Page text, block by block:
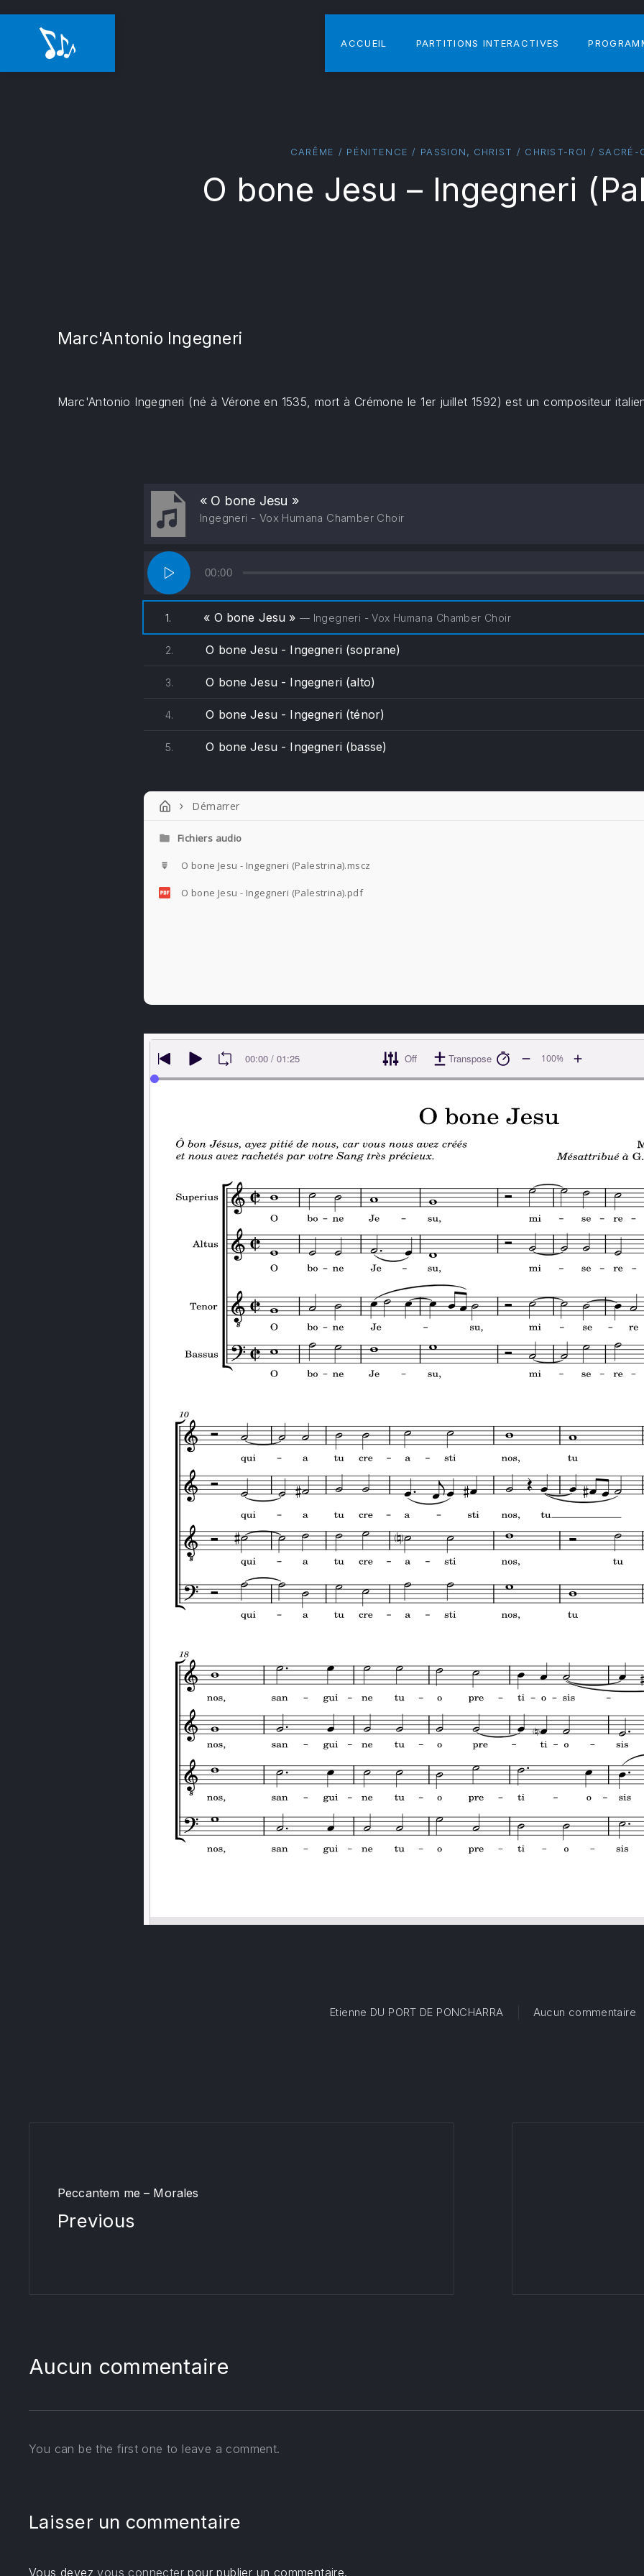
ACCUEIL PARTITIONS INTERACTIVES
CARÊME / PÉNITENCE / PASSION, CHRIST / CHRIST-ROI /
O bone Jesu – Ingegneri
Marc'Antonio Ingegneri
Marc'Antonio Ingegneri (né à Vérone en 1535, mort à Crémone le 1er juillet 1592) est un compositeur
« O bone Jesu »
Ingegneri - Vox Humana Chamber Choir
Lecteur
audio
00:00
1. « O bone Jesu » — Ingegneri - Vox Humana Chamber Choir
2. O bone Jesu - Ingegneri (soprane)
3. O bone Jesu - Ingegneri (alto)
4. O bone Jesu - Ingegneri (ténor)
5. O bone Jesu - Ingegneri (basse)
Démarrer
Fichiers audio
O bone Jesu - Ingegneri (Palestrina).mscz
O bone Jesu - Ingegneri (Palestrina).pdf
Etienne DU PORT DE PONCHARRA Aucun commentaire
Peccantem me – Morales
Previous
Aucun commentaire
You can be the first one to leave a comment.
Laisser un commentaire
Vous devezvous connecter pour publier un commentaire.